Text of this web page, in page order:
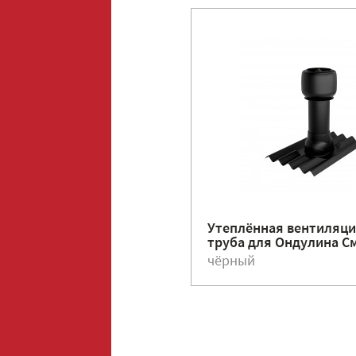
Утеплённая
труба для Ондулина
чёрный